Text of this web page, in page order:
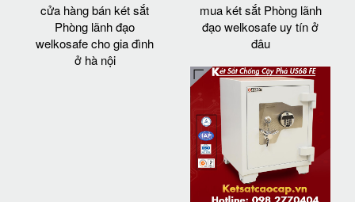
cửa hàng bán két sắt
Phòng lãnh đạo
welkosafe cho gia đình
ở hà nội
mua két sắt Phòng lãnh
đạo welkosafe uy tín ở
đâu